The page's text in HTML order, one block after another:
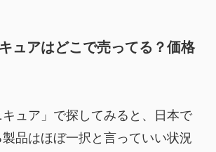
ュアはどこで売ってる？価格
キュア」で探してみると、日本で
品はほぼ一択と言っていい状況